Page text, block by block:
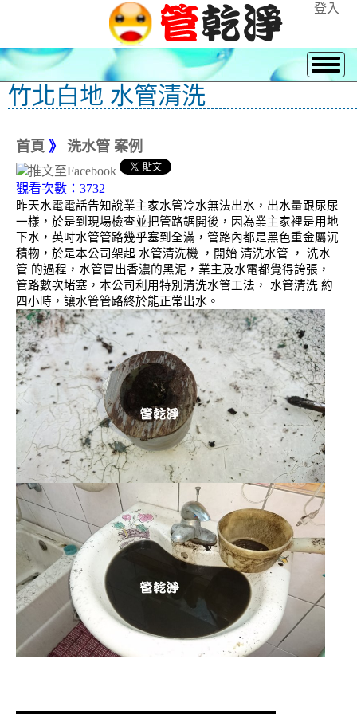
登入
竹北白地 水管清洗
首頁 》 洗水管 案例
觀看次數：3732
昨天水電電話告知說業主家水管冷水無法出水，出水量跟尿尿
一樣，於是到現場檢查並把管路鋸開後，因為業主家裡是用地
下水，英吋水管管路幾乎塞到全滿，管路內都是黑色重金屬沉
積物，於是本公司架起 水管清洗機 ，開始 清洗水管 ， 洗水
管 的過程，水管冒出香濃的黑泥，業主及水電都覺得誇張，
管路數次堵塞，本公司利用特別清洗水管工法， 水管清洗 約
四小時，讓水管管路終於能正常出水。